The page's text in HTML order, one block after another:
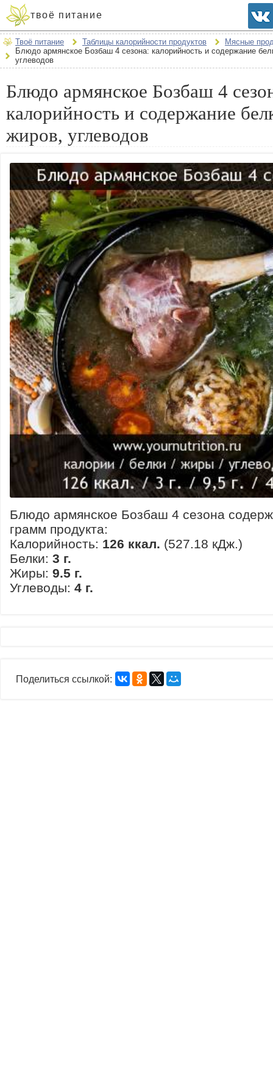
твоё питание
Твоё питание Таблицы калорийности продуктов
Мясные
Блюдо армянское Бозбаш 4 сезона: калорийность и содержание
углеводов
Блюдо армянское Бозбаш 4
калорийность и содержание
жиров, углеводов
Блюдо армянское Бозбаш 4 сезона
грамм продукта:
Калорийность: 126 ккал. (527.18 кДж.)
Белки: 3 г.
Жиры: 9.5 г.
Углеводы: 4 г.
Поделиться ссылкой: